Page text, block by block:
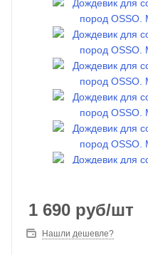
1 690 руб/шт
Нашли дешевле?